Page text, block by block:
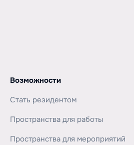
Возможности
Стать резидентом
Пространства для работы
Пространства для мероприятий